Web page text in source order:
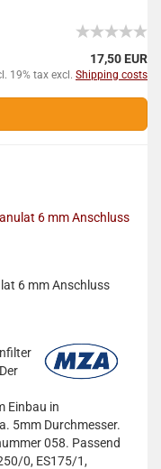
17,50 EUR
19% tax excl. Shipping costs
6 mm Anschluss
Einbau in
5mm Durchmesser.
058. Passend
0, ES175/1,